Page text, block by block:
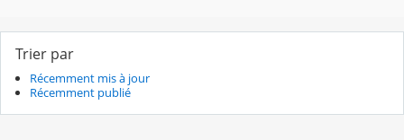
Trier par
Récemment mis à jour
Récemment publié